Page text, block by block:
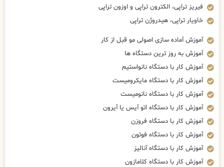
فیریز تراپی، الکترون تراپی و اوزون تراپی
خاویار تراپی، هیدروژن تراپی
آموزش آماده سازی اصولی مو قبل از کار
آموزش به روز ترین دستگاه ها
آموزش کار با دستگاه نانواستیم
آموزش کار با دستگاه مایکرومیست
آموزش کار با دستگاه نانومیست
آموزش کار با دستگاه اتو آیس یا آیرون
آموزش کار با دستگاه فروزن
آموزش کار با دستگاه فوتون
آموزش کار با دستگاه آنالیز
آموزش کار با دستگاه کلامازون